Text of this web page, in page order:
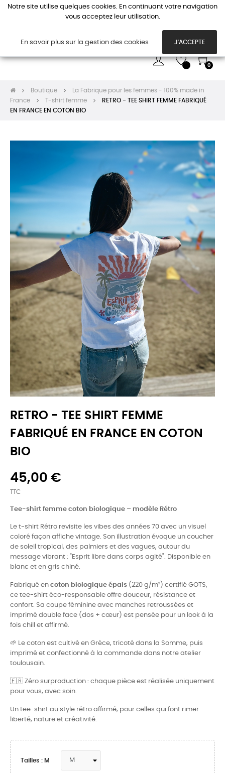
la
0
Boutique
La Fabrique pour les femmes - 100% made in
France
T-shirt femme
RETRO - TEE SHIRT FEMME FABRIQUÉ
EN FRANCE EN COTON BIO
RETRO - TEE SHIRT FEMME
FABRIQUÉ EN FRANCE EN COTON
BIO
45,00 €
TTC
Tee-shirt femme coton biologique – modèle Rétro
Le t-shirt Rétro revisite les vibes des années 70 avec un visuel
coloré façon affiche vintage. Son illustration évoque un coucher
de soleil tropical, des palmiers et des vagues, autour du
message vibrant : "Esprit libre dans corps agité". Disponible en
blanc et en gris chiné.
Fabriqué en coton biologique épais (220 g/m²) certifié GOTS,
ce tee-shirt éco-responsable offre douceur, résistance et
confort. Sa coupe féminine avec manches retroussées et
imprimé double face (dos + cœur) est pensée pour un look à la
fois chill et affirmé.
🌱 Le coton est cultivé en Grèce, tricoté dans la Somme, puis
imprimé et confectionné à la commande dans notre atelier
toulousain.
🇫🇷 Zéro surproduction : chaque pièce est réalisée uniquement
pour vous, avec soin.
Un tee-shirt au style rétro affirmé, pour celles qui font rimer
liberté, nature et créativité.
Tailles : M
Notre site utilise quelques cookies. En continuant votre navigation
vous acceptez leur utilisation.
En savoir plus sur la gestion des cookies J'ACCEPTE